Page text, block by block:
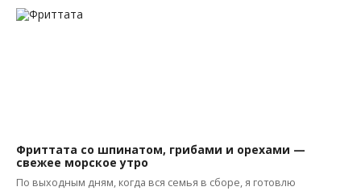
Яй-рецепты
Фриттата со шпинатом, грибами и орехами —
свежее морское утро
По выходным дням, когда вся семья в сборе, я готовлю